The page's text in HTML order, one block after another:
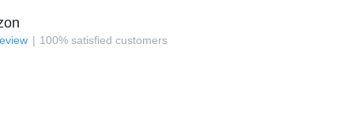
100% satisfied customers